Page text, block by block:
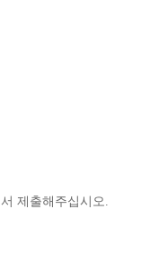
제출해주십시오